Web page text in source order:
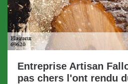
Entreprise Artisan
pas chers l'ont rendu